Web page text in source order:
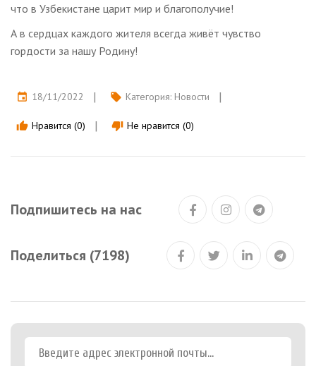
что в Узбекистане царит мир и благополучие!
А в сердцах каждого жителя всегда живёт чувство
гордости за нашу Родину!
event 18/11/2022 local_offer Категория: Новости
thumb_up Нравится (0) thumb_down Не нравится (0)
Подпишитесь на нас
Поделиться (7198)